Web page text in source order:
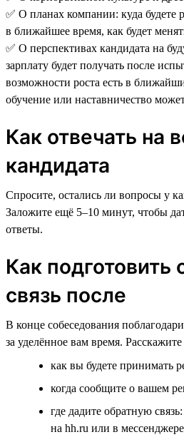
✅ О планах компании: куда будете
в ближайшее время, как будет
✅ О перспективах кандидата на
зарплату будет получать после
возможности роста есть в
обучение или наставничество
Как отвечать на
кандидата
Спросите, остались ли вопросы у
Заложите ещё 5–10 минут, чтобы
ответы.
Как подготовить
связь после
В конце собеседования
за уделённое вам время.
как вы будете принимать
когда сообщите о вашем
где дадите обратную
на hh.ru или в